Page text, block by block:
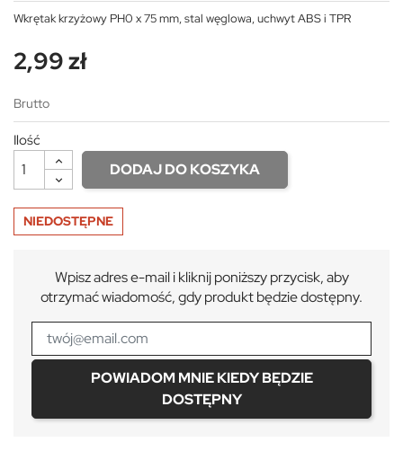
Wkrętak krzyżowy PH0 x 75 mm, stal węglowa, uchwyt ABS i TPR
2,99 zł
Brutto
Ilość
DODAJ DO KOSZYKA
NIEDOSTĘPNE
Wpisz adres e-mail i kliknij poniższy przycisk, aby
otrzymać wiadomość, gdy produkt będzie dostępny.
POWIADOM MNIE KIEDY BĘDZIE
DOSTĘPNY